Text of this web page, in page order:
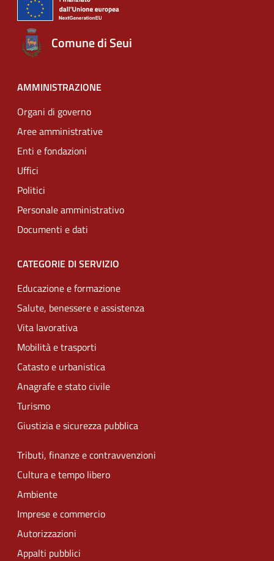
Comune di Seui
AMMINISTRAZIONE
Organi di governo
Aree amministrative
Enti e fondazioni
Uffici
Politici
Personale amministrativo
Documenti e dati
CATEGORIE DI SERVIZIO
Educazione e formazione
Salute, benessere e assistenza
Vita lavorativa
Mobilità e trasporti
Catasto e urbanistica
Anagrafe e stato civile
Turismo
Giustizia e sicurezza pubblica
Tributi, finanze e contravvenzioni
Cultura e tempo libero
Ambiente
Imprese e commercio
Autorizzazioni
Appalti pubblici